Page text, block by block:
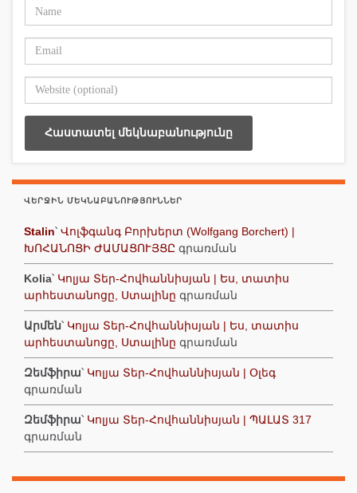
ՎԵՐՋԻՆ ՄԵԿՆԱԲԱՆՈՒԹՅՈՒՆՆԵՐ
Stalin՝ Վոլֆգանգ Բորխերտ (Wolfgang Borchert) |
ԽՈՀԱՆՈՑԻ ԺԱՄԱՑՈՒՅՑԸ գրառման
Kolia՝ Կոլյա Տեր-Հովհաննիսյան | Ես, տատիս
արհեստանոցը, Ստալինը գրառման
Արմեն՝ Կոլյա Տեր-Հովհաննիսյան | Ես, տատիս
արհեստանոցը, Ստալինը գրառման
Զեմֆիրա՝ Կոլյա Տեր-Հովհաննիսյան | Օլեգ
գրառման
Զեմֆիրա՝ Կոլյա Տեր-Հովհաննիսյան | ՊԱԼԱՏ 317
գրառման